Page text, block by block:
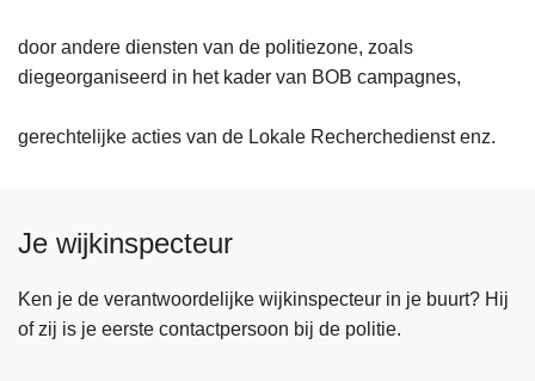
door andere diensten van de politiezone, zoals
diegeorganiseerd in het kader van BOB campagnes,
gerechtelijke acties van de Lokale Recherchedienst enz.
Je wijkinspecteur
Ken je de verantwoordelijke wijkinspecteur in je buurt? Hij
of zij is je eerste contactpersoon bij de politie.